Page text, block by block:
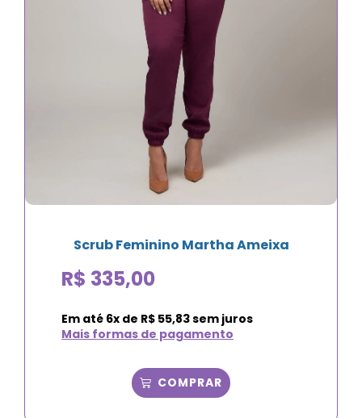
Scrub Feminino Martha Ameixa
R$ 335,00
Em até 6x de R$ 55,83sem juros
Mais formas de pagamento
COMPRAR